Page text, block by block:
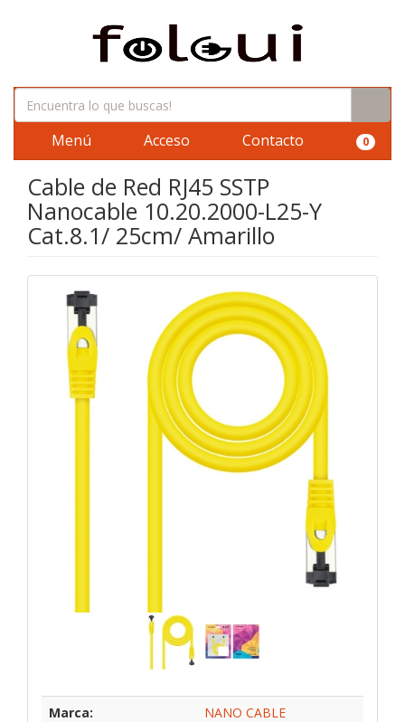
Menú Acceso Contacto 0
Cable de Red RJ45 SSTP
Nanocable 10.20.2000-L25-Y
Cat.8.1/ 25cm/ Amarillo
Marca:
NANO CABLE